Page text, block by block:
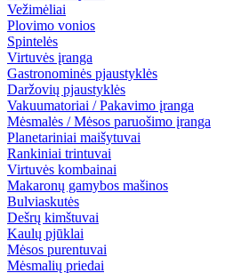
Vežimėliai
Plovimo vonios
Spintelės
Virtuvės įranga
Gastronominės pjaustyklės
Daržovių pjaustyklės
Vakuumatoriai / Pakavimo įranga
Mėsmalės / Mėsos paruošimo įranga
Planetariniai maišytuvai
Rankiniai trintuvai
Virtuvės kombainai
Makaronų gamybos mašinos
Bulviaskutės
Dešrų kimštuvai
Kaulų pjūklai
Mėsos purentuvai
Mėsmalių priedai